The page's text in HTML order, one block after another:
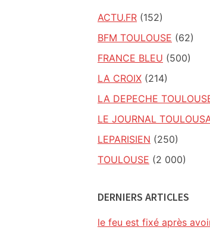
ACTU.FR (152)
BFM TOULOUSE (62)
FRANCE BLEU (500)
LA CROIX (214)
LA DEPECHE
LE JOURNAL
LEPARISIEN (250)
TOULOUSE (2 000)
DERNIERS ARTICLES
le feu est fixé après